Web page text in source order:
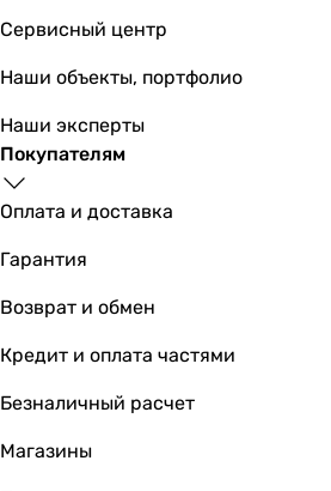
Сервисный центр
Наши объекты, портфолио
Наши эксперты
Покупателям
Оплата и доставка
Гарантия
Возврат и обмен
Кредит и оплата частями
Безналичный расчет
Магазины